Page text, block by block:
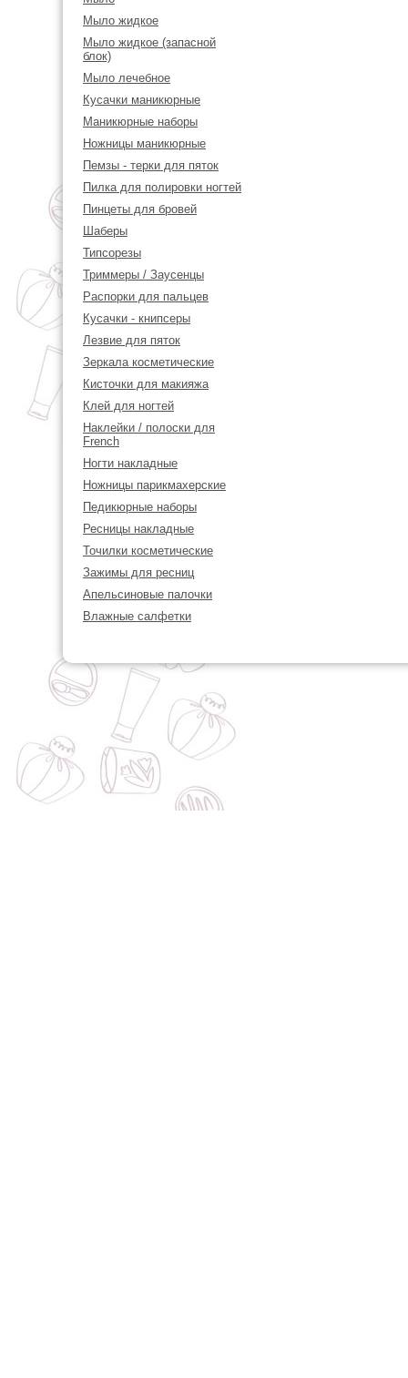
Мыло жидкое
Мыло жидкое (запасной
блок)
Мыло лечебное
Кусачки маникюрные
Маникюрные наборы
Ножницы маникюрные
Пемзы - терки для пяток
Пилка для полировки ногтей
Пинцеты для бровей
Шаберы
Типсорезы
Триммеры / Заусенцы
Распорки для пальцев
Кусачки - книпсеры
Лезвие для пяток
Зеркала косметические
Кисточки для макияжа
Клей для ногтей
Наклейки / полоски для
French
Ногти накладные
Ножницы парикмахерские
Педикюрные наборы
Ресницы накладные
Точилки косметические
Зажимы для ресниц
Апельсиновые палочки
Влажные салфетки